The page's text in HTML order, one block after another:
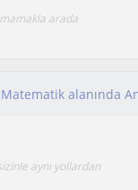
arada
aynı yollardan